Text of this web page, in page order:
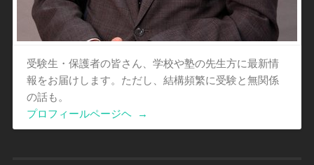
受験生・保護者の皆さん、学校や塾の先生方に最新情
報をお届けします。ただし、結構頻繁に受験と無関係
の話も。
プロフィールページヘ
→